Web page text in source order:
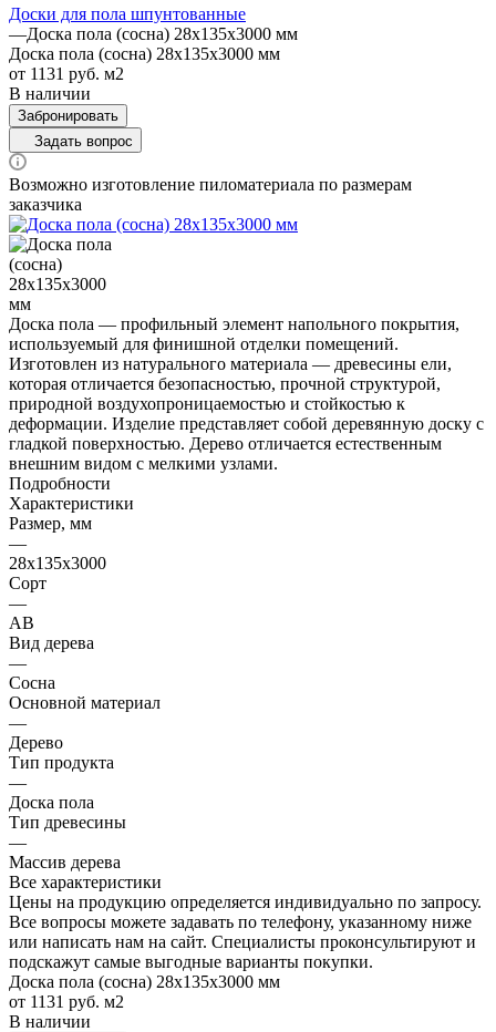
Доски для пола шпунтованные
—Доска пола (сосна) 28х135х3000 мм
Доска пола (сосна) 28х135х3000 мм
от 1131 руб. м2
В наличии
Забронировать
Задать вопрос
Возможно изготовление пиломатериала по размерам
заказчика
Доска пола ― профильный элемент напольного покрытия,
используемый для финишной отделки помещений.
Изготовлен из натурального материала ― древесины ели,
которая отличается безопасностью, прочной структурой,
природной воздухопроницаемостью и стойкостью к
деформации. Изделие представляет собой деревянную доску с
гладкой поверхностью. Дерево отличается естественным
внешним видом с мелкими узлами.
Подробности
Характеристики
Размер, мм
—
28х135х3000
Сорт
—
AB
Вид дерева
—
Сосна
Основной материал
—
Дерево
Тип продукта
—
Доска пола
Тип древесины
—
Массив дерева
Все характеристики
Цены на продукцию определяется индивидуально по запросу.
Все вопросы можете задавать по телефону, указанному ниже
или написать нам на сайт. Специалисты проконсультируют и
подскажут самые выгодные варианты покупки.
Доска пола (сосна) 28х135х3000 мм
от 1131 руб. м2
В наличии